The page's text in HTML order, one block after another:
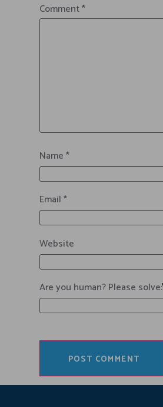
Comment*
Name*
Email*
Website
Are you human? Please solve: